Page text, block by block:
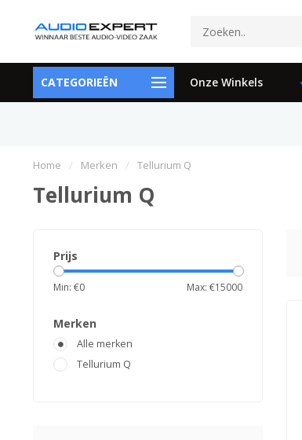
CATEGORIEËN Onze Winkels
073-6897729
Home / Merken / Tellurium Q
Tellurium Q
Prijs
Min: €0 Max: €15000
Merken
Alle merken
Tellurium Q